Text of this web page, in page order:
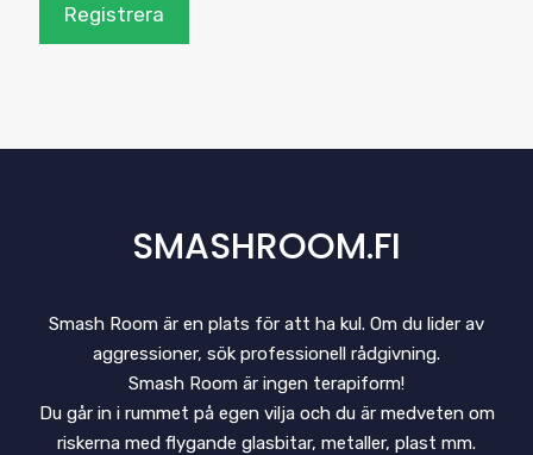
Registrera
SMASHROOM.FI
Smash Room är en plats för att ha kul. Om du lider av
aggressioner, sök professionell rådgivning.
Smash Room är ingen terapiform!
Du går in i rummet på egen vilja och du är medveten om
riskerna med flygande glasbitar, metaller, plast mm.